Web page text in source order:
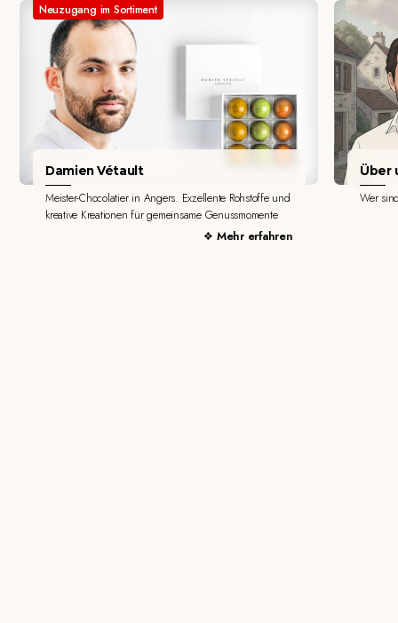
Neuzugang im Sortiment
Damien Vétault
Meister-Chocolatier in Angers. Exzellente Rohstoffe und
kreative Kreationen für gemeinsame Genussmomente
Mehr erfahren
Über
Wer